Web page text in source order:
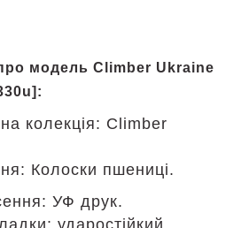
модель Climber Ukraine
колекція: Climber
Колоски пшениці.
УФ друк.
ударостійкий